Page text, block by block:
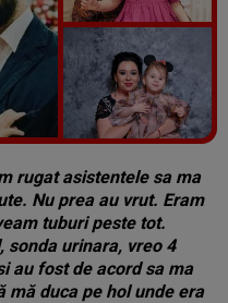
Vezi galeria foto
5 poze
rugat asistentele sa ma
Nu prea au vrut. Eram
tuburi peste tot.
sonda urinara, vreo 4
au fost de acord sa ma
mă duca pe hol unde era